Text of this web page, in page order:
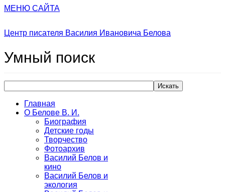
МЕНЮ САЙТА
Центр писателя Василия Ивановича Белова
Умный поиск
Искать
Главная
О Белове В. И.
Биография
Детские годы
Творчество
Фотоархив
Василий Белов и
кино
Василий Белов и
экология